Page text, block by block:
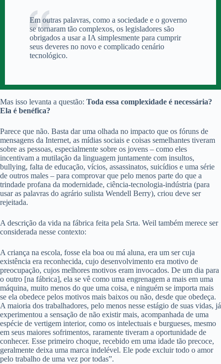
Em outras palavras, como a sociedade e o governo
se tornaram tão complexos, os legisladores são
obrigados a usar a IA simplesmente para cumprir
seus deveres no novo e complicado cenário
tecnológico.
Mas isso levanta a questão: Toda essa complexidade é necessária?
Ela é benéfica?
Parece que não. Basta dar uma olhada no impacto que os fóruns de
mensagens da Internet, as mídias sociais e coisas semelhantes tiveram
sobre as pessoas, especialmente sobre os jovens – como eles
incentivam a mutilação da linguagem juntamente com insultos,
bullying, falta de educação, vícios, assassinatos, suicídios e uma série
de outros males – para comprovar que pelo menos parte do que a
trindade profana da modernidade, ciência-tecnologia-indústria (para
usar as palavras do agrário sulista Wendell Berry), criou deve ser
rejeitada.
A descrição da vida na fábrica feita pela Srta. Weil também merece ser
considerada nesse contexto:
A criança na escola, fosse ela boa ou má aluna, era um ser cuja
existência era reconhecida, cujo desenvolvimento era motivo de
preocupação, cujos melhores motivos eram invocados. De um dia para
o outro [na fábrica], ela se vê como uma engrenagem a mais em uma
máquina, muito menos do que uma coisa, e ninguém se importa mais
se ela obedece pelos motivos mais baixos ou não, desde que obedeça.
A maioria dos trabalhadores, pelo menos nesse estágio de suas vidas, já
experimentou a sensação de não existir mais, acompanhada de uma
espécie de vertigem interior, como os intelectuais e burgueses, mesmo
em seus maiores sofrimentos, raramente tiveram a oportunidade de
conhecer. Esse primeiro choque, recebido em uma idade tão precoce,
geralmente deixa uma marca indelével. Ele pode excluir todo o amor
pelo trabalho de uma vez por todas”.